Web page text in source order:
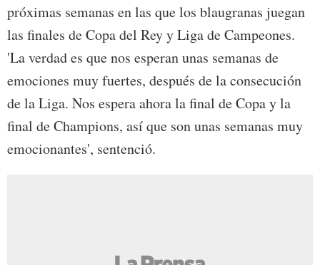
próximas semanas en las que los blaugranas juegan
las finales de Copa del Rey y Liga de Campeones.
'La verdad es que nos esperan unas semanas de
emociones muy fuertes, después de la consecución
de la Liga. Nos espera ahora la final de Copa y la
final de Champions, así que son unas semanas muy
emocionantes', sentenció.